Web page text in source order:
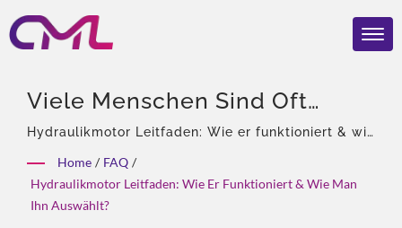
Viele Menschen Sind Oft
Verwirrt Über Die
Unterschiede Zwischen
Hydraulikpumpen, Motoren
Hydraulikmotor Leitfaden: Wie er funktioniert & wie
Home / FAQ /
Hydraulikmotor Leitfaden: Wie Er Funktioniert & Wie Man
Ihn Auswählt?